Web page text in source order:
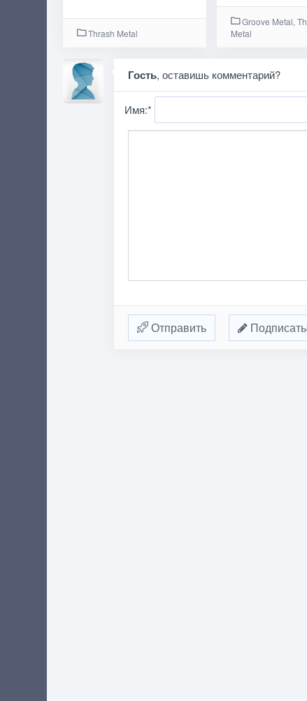
Thrash Metal
Groove Metal,
Metal
Гость, оставишь комментарий?
Имя:*
Отправить